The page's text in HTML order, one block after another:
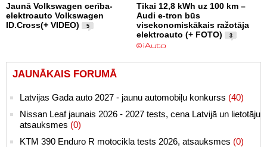
Jaunā Volkswagen cerība-
elektroauto Volkswagen
ID.Cross(+ VIDEO)
5
Tikai 12,8 kWh uz 100 km –
Audi e-tron būs
visekonomiskākais ražotāja
elektroauto (+ FOTO)
3
JAUNĀKAIS FORUMĀ
Latvijas Gada auto 2027 - jaunu automobiļu konkurss (40)
Nissan Leaf jaunais 2026 - 2027 tests, cena Latvijā un lietotāju
atsauksmes (0)
KTM 390 Enduro R motocikla tests 2026, atsauksmes (0)